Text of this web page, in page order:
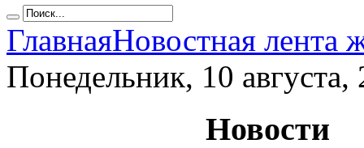
ГлавнаяНовостная лента
Понедельник, 10 августа,
Новости